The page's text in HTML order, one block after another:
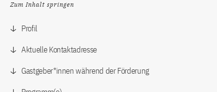
Zum Inhalt springen
Profil
Aktuelle Kontaktadresse
Gastgeber*innen während der Förderung